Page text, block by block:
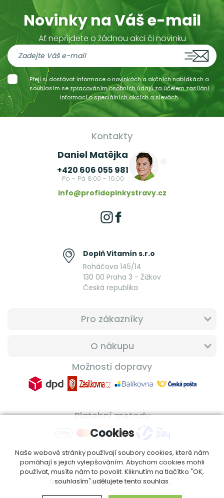
Novinky na Váš e-mail
Ať nepřijdete o žádnou akci či novinku
Přeji si dostávat informace o novinkách a akčních nabídkách a
souhlasím se zpracováním osobních údajů za účelem zasílání
informací o speciálních akcích a slevách.
Kontakty
Daniel Matějka
+420 606 055 981
Po - Pá 8:00 - 16:00
info@profidoplnkystravy.cz
Doplň Vitamín s.r.o
Roháčova 145/14
130 00 Praha 3 - Žižkov
Česká republika
Pro zákazníky
O nákupu
Možnosti dopravy
Platební metody
© 2014 - 2026, ProfiDoplnkyStravy.cz
Cookies
Naše webové stránky používají soubory cookies, které nám
pomáhají s jejich vylepšováním. Abychom cookies mohli
používat, musíte nám to povolit. Kliknutím na tlačítko "OK,
souhlasím" udělujete tento souhlas.